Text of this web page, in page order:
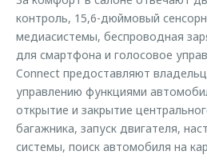
контроль, 15,6-дюймовый
медиасистемы, беспроводная
для смартфона и голосовое
Connect предоставляют
управлению функциями
открытие и закрытие
багажника, запуск двигателя,
системы, поиск автомобиля на